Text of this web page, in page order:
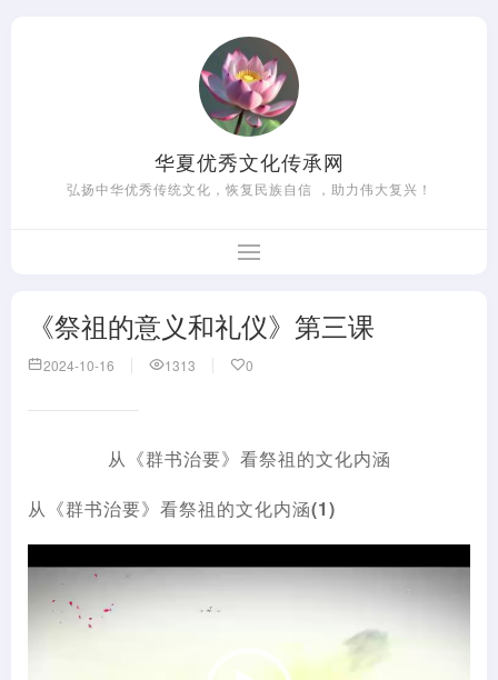
华夏优秀文化传承网
弘扬中华优秀传统文化，恢复民族自信 ，助力伟大复兴！
《祭祖的意义和礼仪》第三课
2024-10-16 1313 0
从《群书治要》看祭祖的文化内涵
从《群书治要》看祭祖的文化内涵(1)